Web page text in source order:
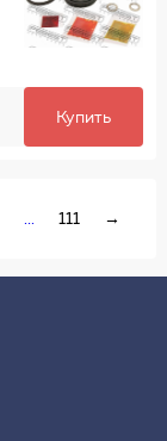
Купить
... 111 →